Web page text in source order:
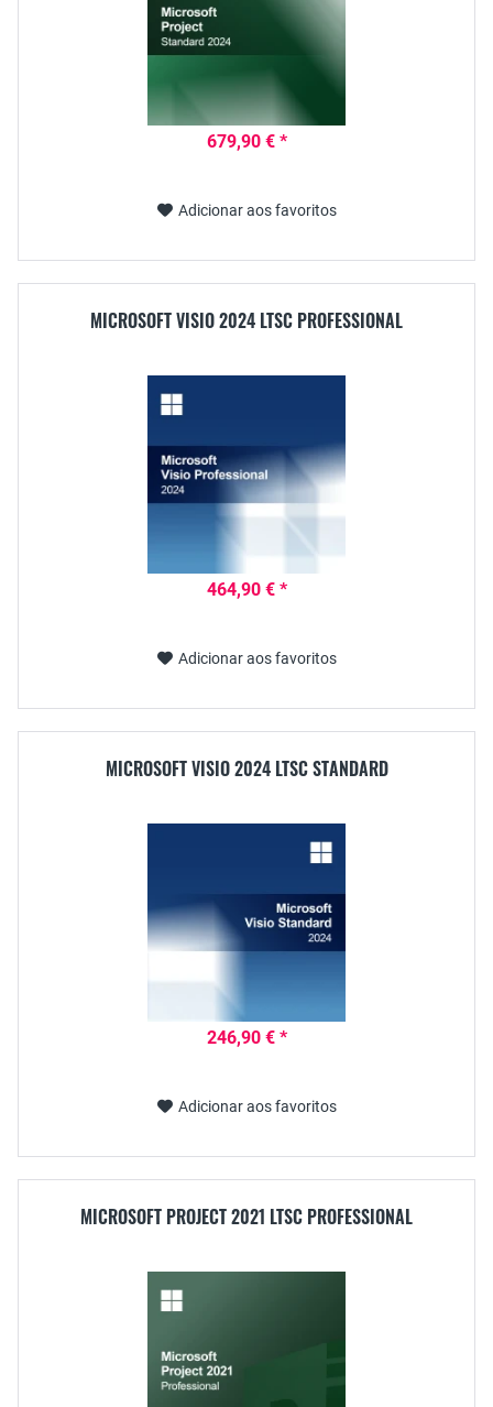
679,90 € *
Adicionar aos favoritos
MICROSOFT VISIO 2024 LTSC PROFESSIONAL
464,90 € *
Adicionar aos favoritos
MICROSOFT VISIO 2024 LTSC STANDARD
246,90 € *
Adicionar aos favoritos
MICROSOFT PROJECT 2021 LTSC PROFESSIONAL